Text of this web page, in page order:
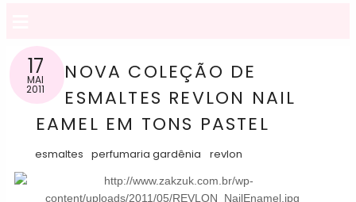
17
MAI
2011
NOVA COLEÇÃO DE
ESMALTES REVLON NAIL
EAMEL EM TONS PASTEL
esmaltes perfumaria gardênia revlon